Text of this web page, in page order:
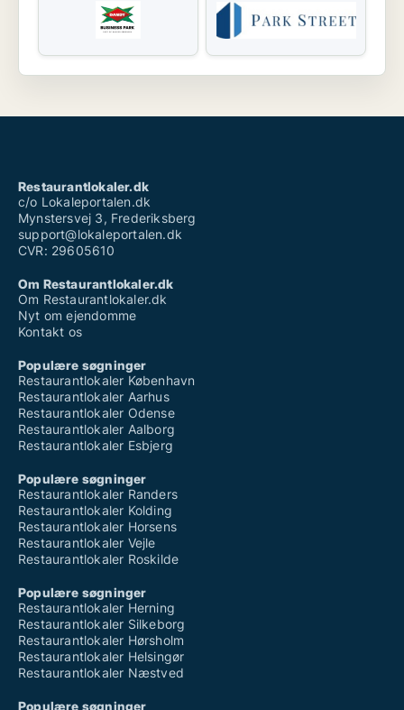
Restaurantlokaler.dk
c/o Lokaleportalen.dk
Mynstersvej 3, Frederiksberg
support@lokaleportalen.dk
CVR: 29605610
Om Restaurantlokaler.dk
Om Restaurantlokaler.dk
Nyt om ejendomme
Kontakt os
Populære søgninger
Restaurantlokaler København
Restaurantlokaler Aarhus
Restaurantlokaler Odense
Restaurantlokaler Aalborg
Restaurantlokaler Esbjerg
Populære søgninger
Restaurantlokaler Randers
Restaurantlokaler Kolding
Restaurantlokaler Horsens
Restaurantlokaler Vejle
Restaurantlokaler Roskilde
Populære søgninger
Restaurantlokaler Herning
Restaurantlokaler Silkeborg
Restaurantlokaler Hørsholm
Restaurantlokaler Helsingør
Restaurantlokaler Næstved
Populære søgninger